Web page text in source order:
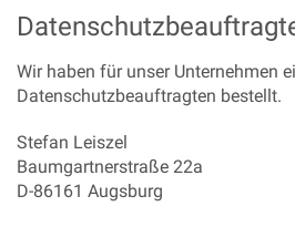
Wir haben für unser Unternehmen
Datenschutzbeauftragten bestellt.
Stefan Leiszel
Baumgartnerstraße 22a
D-86161 Augsburg